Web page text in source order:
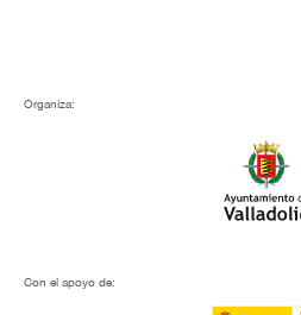
Organiza:
Con el apoyo de: